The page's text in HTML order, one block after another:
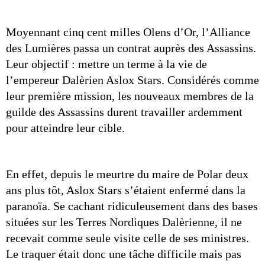
Moyennant cinq cent milles Olens d’Or, l’Alliance
des Lumières passa un contrat auprès des Assassins.
Leur objectif : mettre un terme à la vie de
l’empereur Dalèrien Aslox Stars. Considérés comme
leur première mission, les nouveaux membres de la
guilde des Assassins durent travailler ardemment
pour atteindre leur cible.
En effet, depuis le meurtre du maire de Polar deux
ans plus tôt, Aslox Stars s’étaient enfermé dans la
paranoïa. Se cachant ridiculeusement dans des bases
situées sur les Terres Nordiques Dalèrienne, il ne
recevait comme seule visite celle de ses ministres.
Le traquer était donc une tâche difficile mais pas